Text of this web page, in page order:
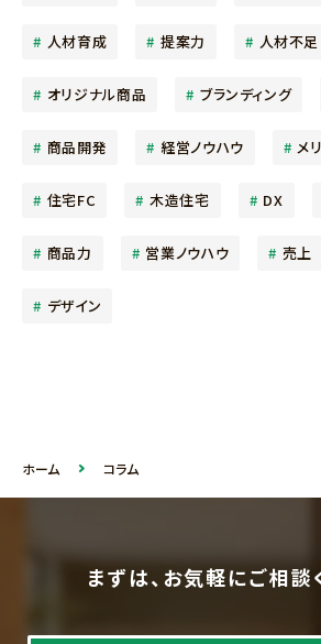
人材育成 提案力 人材不足
オリジナル商品 ブランディング
商品開発 経営ノウハウ メ
住宅FC 木造住宅 DX
商品力 営業ノウハウ 売上
デザイン
ホーム コラム
まずは、お気軽にご相談